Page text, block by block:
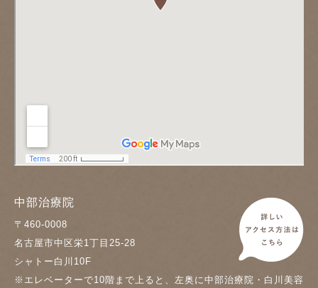
中部治療院
〒460-0008
名古屋市中区栄1丁目25-28
シャトー白川10F
※エレベーターで10階まで上ると、左奥に中部治療院・白川美容